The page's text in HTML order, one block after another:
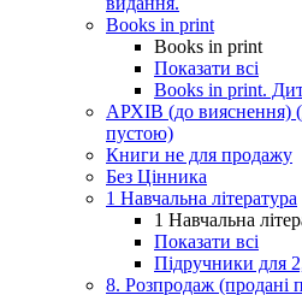
Books in print
Books in print
Показати всі
Books in print.
АРХІВ (до вияснення)
пустою)
Книги не для продажу
Без Цінника
1 Навчальна література
1 Навчальна
Показати всі
Підручники для
8. Розпродаж (продані